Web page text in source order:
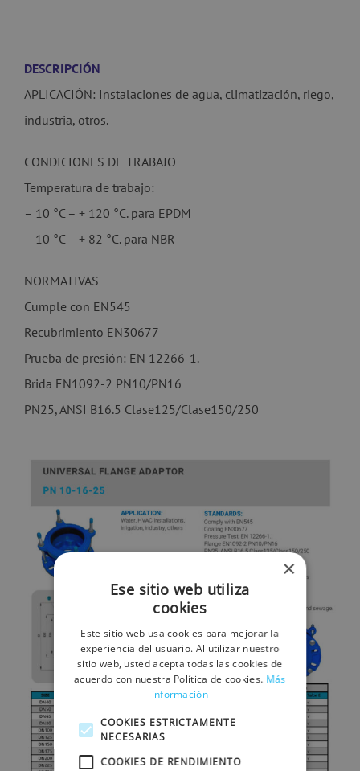
DESCRIPCIÓN
APLICACIÓN: Instalaciones de agua, climatización, riego,
industria, otros.
CONDICIONES DE TRABAJO
Temperatura de trabajo:
– 10 °C – + 120 °C. para EPDM
– 10 °C – + 82 °C. para NBR
NORMATIVAS
Cumple con EN545
Recubrimiento EN30677
Prueba de presión: EN 12266-1.
Brida EN1092-2 PN10/PN16
PN25, ANSI B16.5 Clase125/Clase150/250
×
Ese sitio web utiliza
cookies
Este sitio web usa cookies para mejorar la
experiencia del usuario. Al utilizar nuestro
sitio web, usted acepta todas las cookies de
acuerdo con nuestra Política de cookies. Más
información
COOKIES ESTRICTAMENTE
NECESARIAS
COOKIES DE RENDIMIENTO